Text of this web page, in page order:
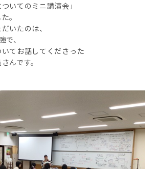
いてのミニ講演会」
。
いたのは、
で、
てお話してくださった
んです。